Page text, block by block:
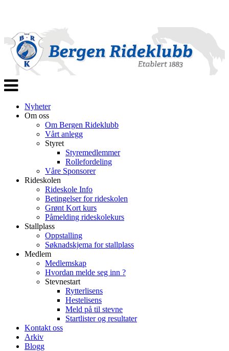
Veksle
navigasjon
Nyheter
Om oss
Om Bergen Rideklubb
Vårt anlegg
Styret
Styremedlemmer
Rollefordeling
Våre Sponsorer
Rideskolen
Rideskole Info
Betingelser for rideskolen
Grønt Kort kurs
Påmelding rideskolekurs
Stallplass
Oppstalling
Søknadskjema for stallplass
Medlem
Medlemskap
Hvordan melde seg inn ?
Stevnestart
Rytterlisens
Hestelisens
Meld på til stevne
Startlister og resultater
Kontakt oss
Arkiv
Blogg